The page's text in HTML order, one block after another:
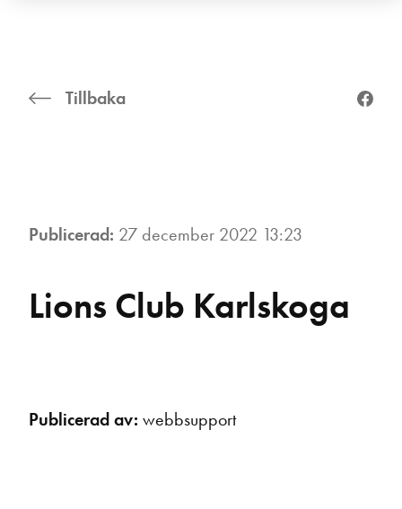
Tillbaka
Publicerad: 27 december 2022 13:23
Lions Club Karlskoga
Publicerad av: webbsupport